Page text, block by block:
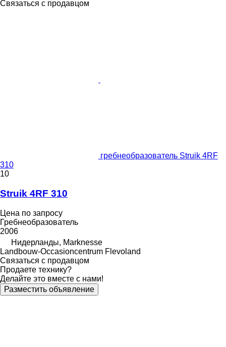
Связаться с продавцом
гребнеобразователь Struik 4RF
310
10
Struik 4RF 310
Цена по запросу
Гребнеобразователь
2006
Нидерланды, Marknesse
Landbouw-Occasioncentrum Flevoland
Связаться с продавцом
Продаете технику?
Делайте это вместе с нами!
Разместить объявление